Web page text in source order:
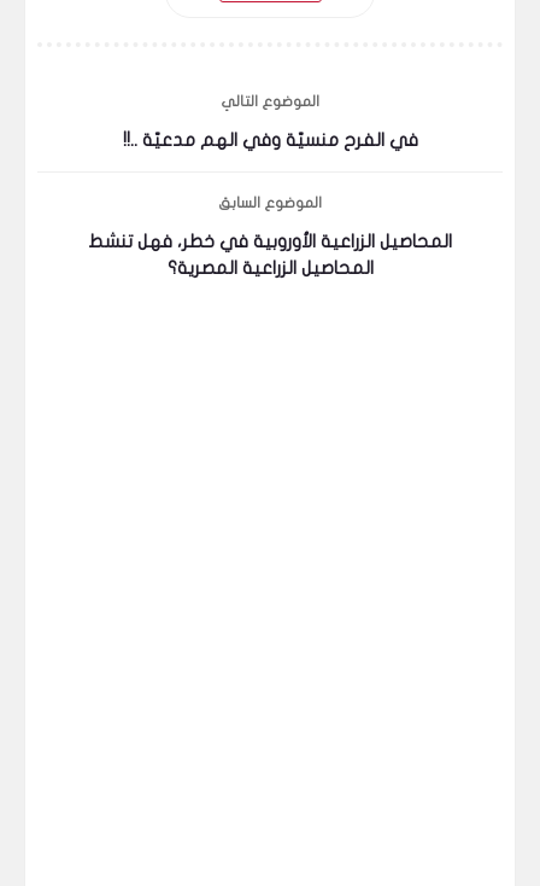
الموضوع التالي
في الفرح منسيّة وفي الهم مدعيّة ..!!
الموضوع السابق
المحاصيل الزراعية الأوروبية في خطر، فهل تنشط
المحاصيل الزراعية المصرية؟